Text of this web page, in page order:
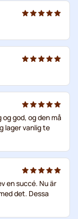
god, og den må
lager vanlig te
en succé. Nu är
det. Dessa